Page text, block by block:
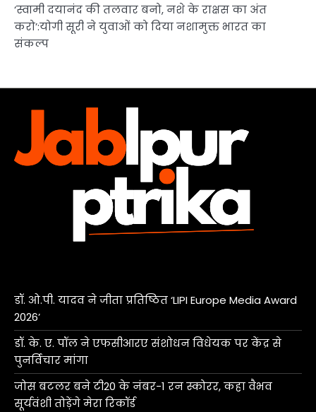
‘स्वामी दयानंद की तलवार बनो, नशे के राक्षस का अंत
करो’:योगी सूरी ने युवाओं को दिया नशामुक्त भारत का
संकल्प
डॉ. ओ.पी. यादव ने जीता प्रतिष्ठित ‘LIPI Europe Media Award
2026’
डॉ. के. ए. पॉल ने एफसीआरए संशोधन विधेयक पर केंद्र से
पुनर्विचार मांगा
जोस बटलर बने टी20 के नंबर-1 रन स्कोरर, कहा वैभव
सूर्यवंशी तोड़ेंगे मेरा रिकॉर्ड